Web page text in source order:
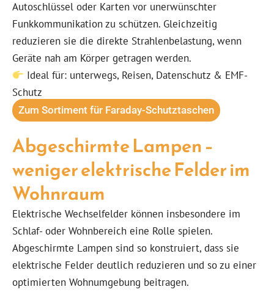
Autoschlüssel oder Karten vor unerwünschter
Funkkommunikation zu schützen. Gleichzeitig
reduzieren sie die direkte Strahlenbelastung, wenn
Geräte nah am Körper getragen werden.
Ideal für: unterwegs, Reisen, Datenschutz & EMF-
Schutz
Zum Sortiment für Faraday-Schutztaschen
Abgeschirmte Lampen –
weniger elektrische Felder im
Wohnraum
Elektrische Wechselfelder können insbesondere im
Schlaf- oder Wohnbereich eine Rolle spielen.
Abgeschirmte Lampen sind so konstruiert, dass sie
elektrische Felder deutlich reduzieren und so zu einer
optimierten Wohnumgebung beitragen.